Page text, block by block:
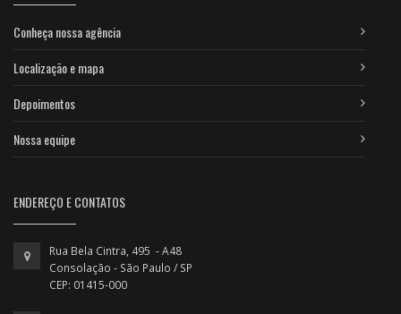
Conheça nossa agência
Localização e mapa
Depoimentos
Nossa equipe
ENDEREÇO E CONTATOS
Rua Bela Cintra, 495 - A48
Consolação - São Paulo / SP
CEP: 01415-000